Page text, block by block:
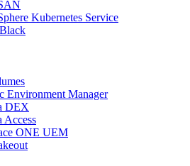
Kubernetes Service
Environment Manager
DEX
Access
ONE UEM